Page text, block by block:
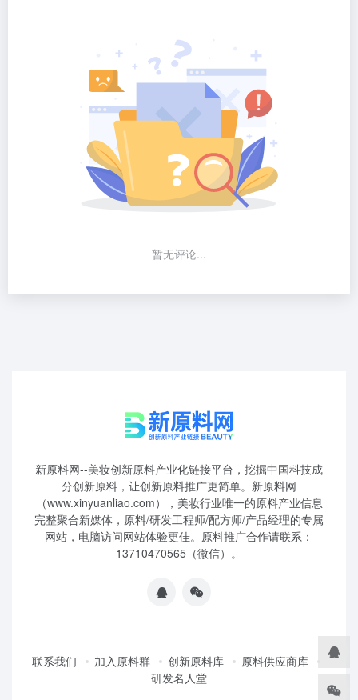
暂无评论...
新原料网--美妆创新原料产业化链接平台，挖掘中国科技成
分创新原料，让创新原料推广更简单。新原料网
（www.xinyuanliao.com），美妆行业唯一的原料产业信息
完整聚合新媒体，原料/研发工程师/配方师/产品经理的专属
网站，电脑访问网站体验更佳。原料推广合作请联系：
13710470565（微信）。
联系我们 加入原料群 创新原料库
原料供应商库
研发名人堂